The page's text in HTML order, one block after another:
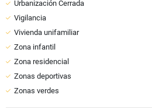
Urbanización Cerrada
Vigilancia
Vivienda unifamiliar
Zona infantil
Zona residencial
Zonas deportivas
Zonas verdes